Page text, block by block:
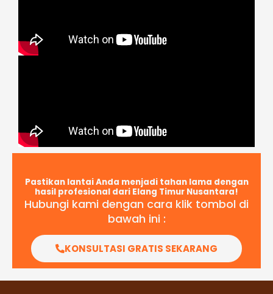
Pastikan lantai Anda menjadi tahan lama dengan
hasil profesional dari Elang Timur Nusantara!
Hubungi kami dengan cara klik tombol di
bawah ini :
KONSULTASI GRATIS SEKARANG